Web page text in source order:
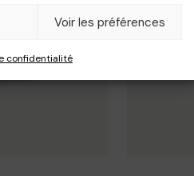
Voir les préférences
confidentialité